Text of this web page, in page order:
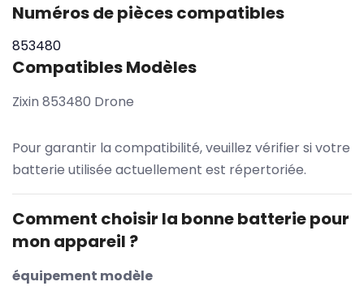
Numéros de pièces compatibles
853480
Compatibles Modèles
Zixin 853480 Drone
Pour garantir la compatibilité, veuillez vérifier si votre
batterie utilisée actuellement est répertoriée.
Comment choisir la bonne batterie pour
mon appareil ?
équipement modèle